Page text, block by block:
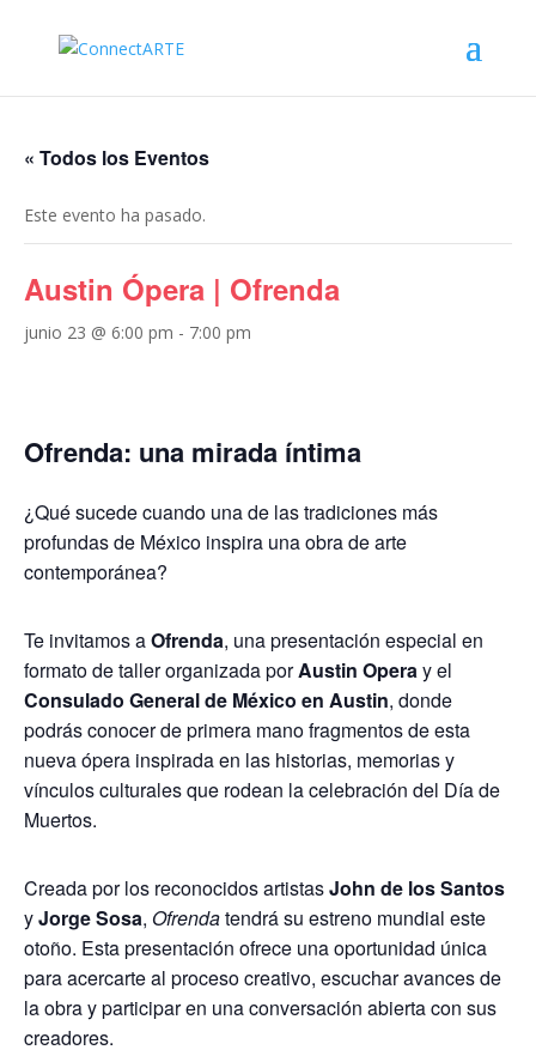
« Todos los Eventos
Este evento ha pasado.
Austin Ópera | Ofrenda
junio 23 @ 6:00 pm - 7:00 pm
Ofrenda: una mirada íntima
¿Qué sucede cuando una de las tradiciones más
profundas de México inspira una obra de arte
contemporánea?
Te invitamos aOfrenda, una presentación especial en
formato de taller organizada porAustin Opera y el
Consulado General de México en Austin, donde
podrás conocer de primera mano fragmentos de esta
nueva ópera inspirada en las historias, memorias y
vínculos culturales que rodean la celebración del Día de
Muertos.
Creada por los reconocidos artistasJohn de los Santos
yJorge Sosa, Ofrendatendrá su estreno mundial este
otoño. Esta presentación ofrece una oportunidad única
para acercarte al proceso creativo, escuchar avances de
la obra y participar en una conversación abierta con sus
creadores.